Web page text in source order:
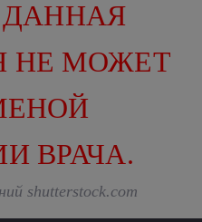
ДАННАЯ
НЕ МОЖЕТ
ВРАЧА.
shutterstock.com